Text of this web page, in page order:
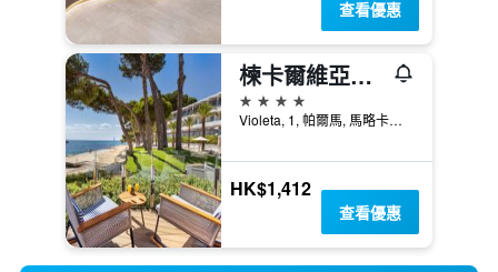
查看優惠
楝卡爾維亞比奇酒店
4星級
Violeta, 1, 帕爾馬, 馬略卡島, 西班牙
HK$1,412
查看優惠